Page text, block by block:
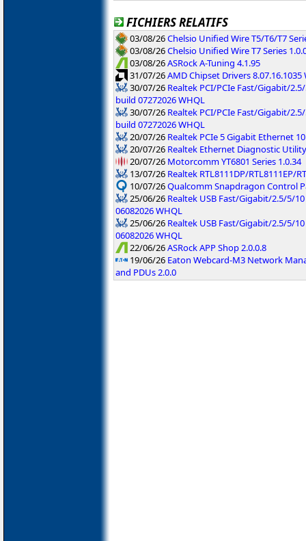
FICHIERS RELATIFS
03/08/26Chelsio Unified Wire T5/T6/T7
03/08/26Chelsio Unified Wire T7 Series
03/08/26ASRock A-Tuning 4.1.95
31/07/26AMD Chipset Drivers 8.07.16.1035
30/07/26 Realtek PCI/PCIe Fast/Gigabit/
build 07272026 WHQL
30/07/26 Realtek PCI/PCIe Fast/Gigabit/
build 07272026 WHQL
20/07/26 Realtek PCIe 5 Gigabit Ethernet
20/07/26 Realtek Ethernet Diagnostic
20/07/26 Motorcomm YT6801 Series 1.0.34
13/07/26 Realtek RTL8111DP/RTL8111EP/
10/07/26Qualcomm Snapdragon Control
25/06/26 Realtek USB Fast/Gigabit/2.5/5/
06082026 WHQL
25/06/26 Realtek USB Fast/Gigabit/2.5/5/
06082026 WHQL
22/06/26ASRock APP Shop 2.0.0.8
19/06/26 Eaton Webcard-M3 Network
and PDUs 2.0.0